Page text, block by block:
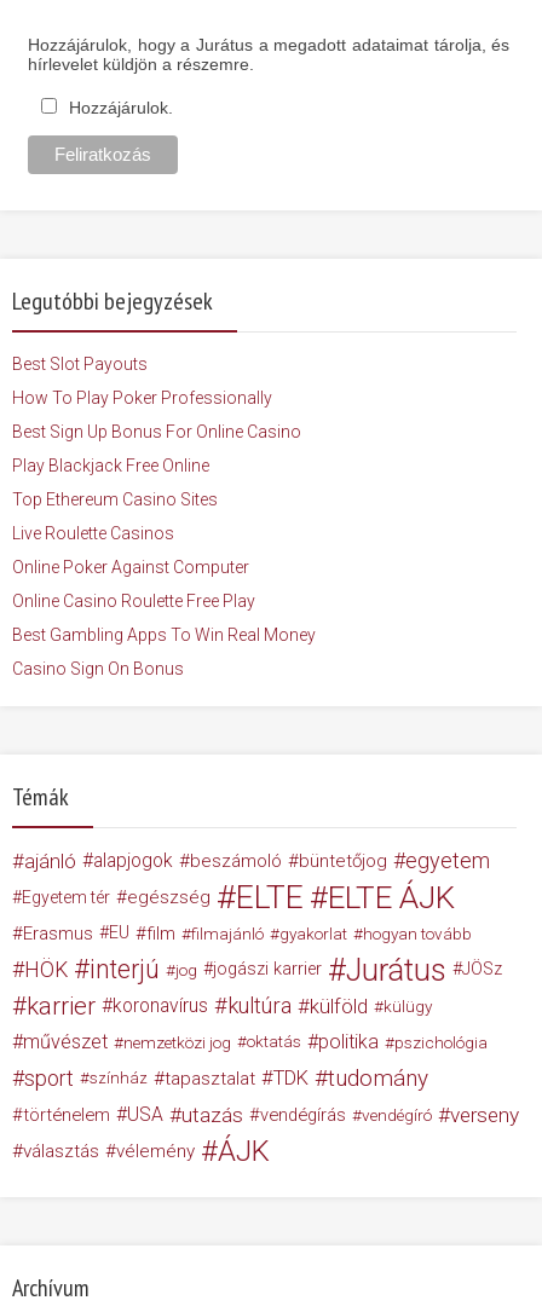
Hozzájárulok, hogy a Jurátus a megadott adataimat tárolja, és
hírlevelet küldjön a részemre.
Hozzájárulok.
Legutóbbi bejegyzések
Best Slot Payouts
How To Play Poker Professionally
Best Sign Up Bonus For Online Casino
Play Blackjack Free Online
Top Ethereum Casino Sites
Live Roulette Casinos
Online Poker Against Computer
Online Casino Roulette Free Play
Best Gambling Apps To Win Real Money
Casino Sign On Bonus
Témák
ajánló alapjogok beszámoló büntetőjog egyetem
Egyetem tér egészség ELTE ELTE ÁJK
Erasmus EU film filmajánló gyakorlat hogyan tovább
HÖK interjú jog jogászi karrier Jurátus JÖSz
karrier koronavírus kultúra külföld külügy
művészet nemzetközi jog oktatás politika pszichológia
sport színház tapasztalat TDK tudomány
történelem USA utazás vendégírás vendégíró verseny
választás vélemény ÁJK
Archívum